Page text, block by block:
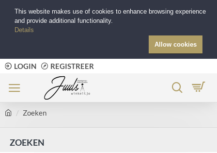
LOGIN REGISTREER
Zoeken
ZOEKEN
This website makes use of cookies to enhance browsing experience
and provide additional functionality.
Details
Allow cookies